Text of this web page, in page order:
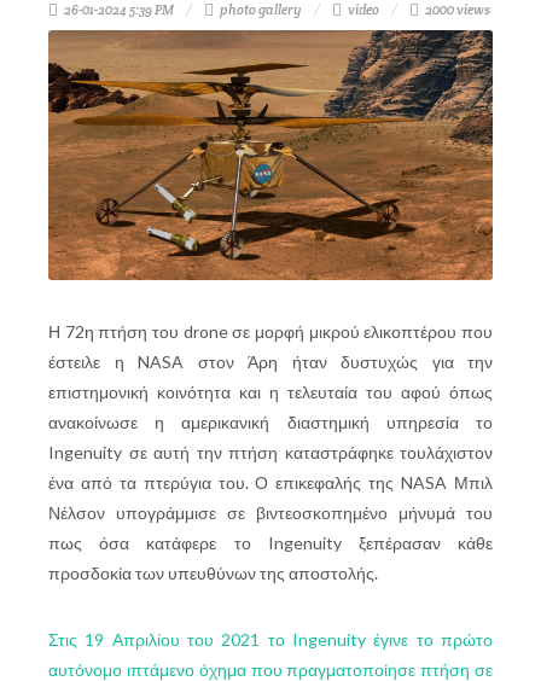
26-01-2024 5:39 PM photo gallery video 2000 views
Η 72η πτήση του drone σε μορφή μικρού ελικοπτέρου που
έστειλε η NASA στον Άρη ήταν δυστυχώς για την
επιστημονική κοινότητα και η τελευταία του αφού όπως
ανακοίνωσε η αμερικανική διαστημική υπηρεσία το
Ingenuity σε αυτή την πτήση καταστράφηκε τουλάχιστον
ένα από τα πτερύγια του. Ο επικεφαλής της NASA Μπιλ
Νέλσον υπογράμμισε σε βιντεοσκοπημένο μήνυμά του
πως όσα κατάφερε το Ingenuity ξεπέρασαν κάθε
προσδοκία των υπευθύνων της αποστολής.
Στις 19 Απριλίου του 2021 το Ingenuity έγινε το πρώτο
αυτόνομο ιπτάμενο όχημα που πραγματοποίησε πτήση σε